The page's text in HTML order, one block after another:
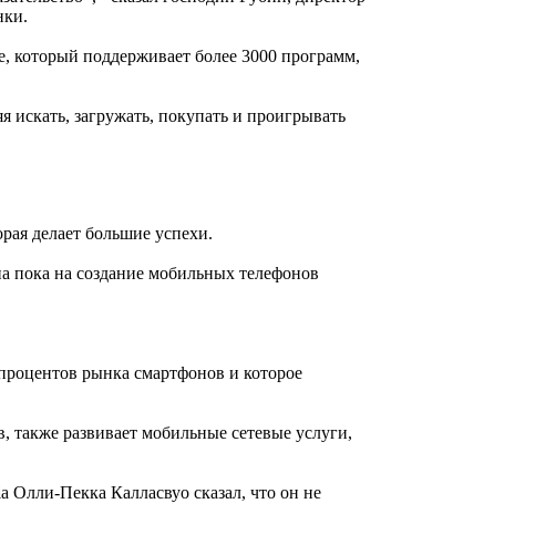
который поддерживает более 3000 программ,
загружать, покупать и проигрывать
делает большие успехи.
пока на создание мобильных телефонов
рынка смартфонов и которое
развивает мобильные сетевые услуги,
Пекка Калласвуо сказал, что он не